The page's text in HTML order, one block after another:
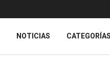
NOTICIAS CATEGORÍAS